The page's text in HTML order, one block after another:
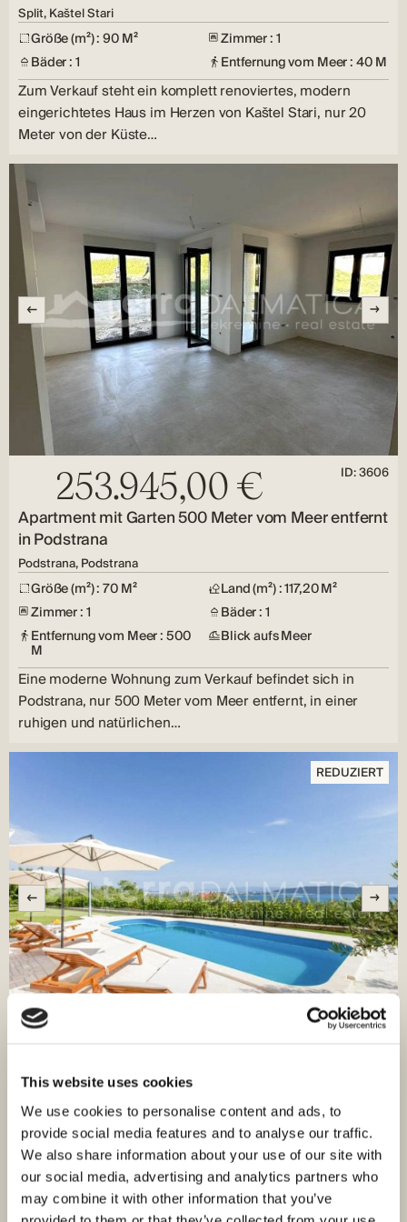
This website uses cookies
We use cookies to personalise content and ads, to
provide social media features and to analyse our traffic.
We also share information about your use of our site with
our social media, advertising and analytics partners who
may combine it with other information that you’ve
Split, Kaštel Stari
Größe (m²) : 90 M²
Zimmer : 1
Bäder : 1
Entfernung vom Meer : 40 M
Zum Verkauf steht ein komplett renoviertes, modern
eingerichtetes Haus im Herzen von Kaštel Stari, nur 20
Meter von der Küste…
253.945,00 € ID: 3606
Apartment mit Garten 500 Meter vom Meer entfernt
in Podstrana
Podstrana, Podstrana
Größe (m²) : 70 M²
Land (m²) : 117,20 M²
Zimmer : 1
Bäder : 1
Entfernung vom Meer : 500
M
Blick aufs Meer
Eine moderne Wohnung zum Verkauf befindet sich in
Podstrana, nur 500 Meter vom Meer entfernt, in einer
ruhigen und natürlichen…
REDUZIERT
1.495.000,00 €
Luxusvilla mit Meerblick in der Nähe von Split
Split, Kaštel Gomilica
Größe (m²) : 200 M²
Land (m²) : 1.900 M²
Zimmer : 4
Bäder : 3
Entfernung vom Meer : 1200
Blick aufs Meer